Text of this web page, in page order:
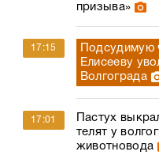
призыва»
17:15
Подсудимую
Елисееву
Волгограда
17:01
Пастух
телят у
животновода